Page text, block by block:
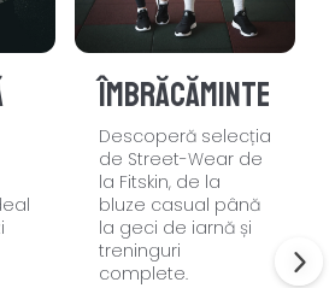
Îmbrăcăminte
Descoperă selecția
de Street-Wear de
la Fitskin, de la
bluze casual până
la geci de iarnă și
treninguri
complete.